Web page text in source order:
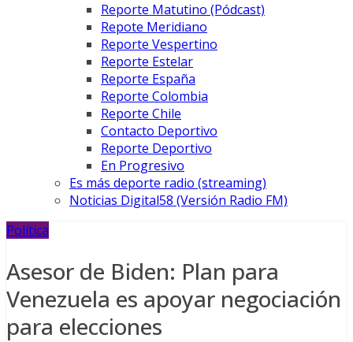
Reporte Matutino (Pódcast)
Repote Meridiano
Reporte Vespertino
Reporte Estelar
Reporte España
Reporte Colombia
Reporte Chile
Contacto Deportivo
Reporte Deportivo
En Progresivo
Es más deporte radio (streaming)
Noticias Digital58 (Versión Radio FM)
Política
Asesor de Biden: Plan para
Venezuela es apoyar negociación
para elecciones